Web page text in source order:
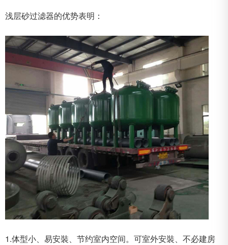
浅层砂过滤器的优势表明：
1.体型小、易安裝、节约室内空间。可室外安裝、不必建房